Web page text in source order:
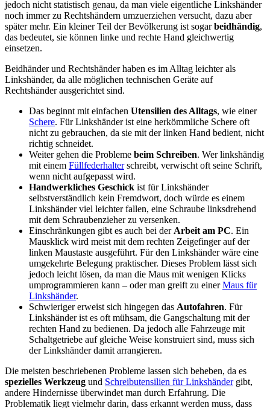
jedoch nicht statistisch genau, da man viele eigentliche Linkshänder
noch immer zu Rechtshändern umzuerziehen versucht, dazu aber
später mehr. Ein kleiner Teil der Bevölkerung ist sogarbeidhändig,
das bedeutet, sie können linke und rechte Hand gleichwertig
einsetzen.
Beidhänder und Rechtshänder haben es im Alltag leichter als
Linkshänder, da alle möglichen technischen Geräte auf
Rechtshänder ausgerichtet sind.
Das beginnt mit einfachen Utensilien des Alltags, wie einer
Schere. Für Linkshänder ist eine herkömmliche Schere oft
nicht zu gebrauchen, da sie mit der linken Hand bedient, nicht
richtig schneidet.
Weiter gehen die Probleme beim Schreiben. Wer linkshändig
mit einem Füllfederhalterschreibt, verwischt oft seine Schrift,
wenn nicht aufgepasst wird.
Handwerkliches Geschick ist für Linkshänder
selbstverständlich kein Fremdwort, doch würde es einem
Linkshänder viel leichter fallen, eine Schraube linksdrehend
mit dem Schraubenzieher zu versenken.
Einschränkungen gibt es auch bei derArbeit am PC. Ein
Mausklick wird meist mit dem rechten Zeigefinger auf der
linken Maustaste ausgeführt. Für den Linkshänder wäre eine
umgekehrte Belegung praktischer. Dieses Problem lässt sich
jedoch leicht lösen, da man die Maus mit wenigen Klicks
umprogrammieren kann – oder man greift zu einerMaus für
Linkshänder.
Schwieriger erweist sich hingegen das Autofahren. Für
Linkshänder ist es oft mühsam, die Gangschaltung mit der
rechten Hand zu bedienen. Da jedoch alle Fahrzeuge mit
Schaltgetriebe auf gleiche Weise konstruiert sind, muss sich
der Linkshänder damit arrangieren.
Die meisten beschriebenen Probleme lassen sich beheben, da es
spezielles Werkzeug und Schreibutensilien für Linkshändergibt,
andere Hindernisse überwindet man durch Erfahrung. Die
Problematik liegt vielmehr darin, dass erkannt werden muss, dass